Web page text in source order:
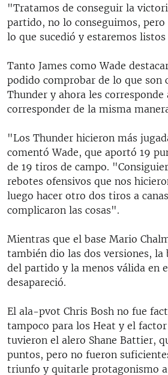
"Tratamos de conseguir la
partido, no lo conseguimos, pero
lo que sucedió y estaremos
Tanto James como Wade
podido comprobar de lo que son
Thunder y ahora les corresponde
corresponder de la misma
"Los Thunder hicieron más
comentó Wade, que aportó 19
de 19 tiros de campo.
rebotes ofensivos que nos
luego hacer otro dos tiros a
complicaron las cosas".
Mientras que el base Mario
también dio las dos versiones, la
del partido y la menos válida en
desapareció.
El ala-pvot Chris Bosh no fue
tampoco para los Heat y el
tuvieron el alero Shane Battier,
puntos, pero no fueron
triunfo y quitarle protagonismo a